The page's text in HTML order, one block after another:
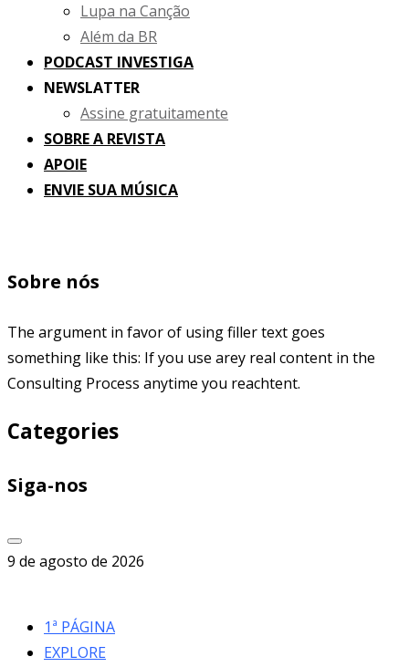
Lupa na Canção
Além da BR
PODCAST INVESTIGA
NEWSLATTER
Assine gratuitamente
SOBRE A REVISTA
APOIE
ENVIE SUA MÚSICA
Sobre nós
The argument in favor of using filler text goes
something like this: If you use arey real content in the
Consulting Process anytime you reachtent.
Categories
Siga-nos
9 de agosto de 2026
1ª PÁGINA
EXPLORE